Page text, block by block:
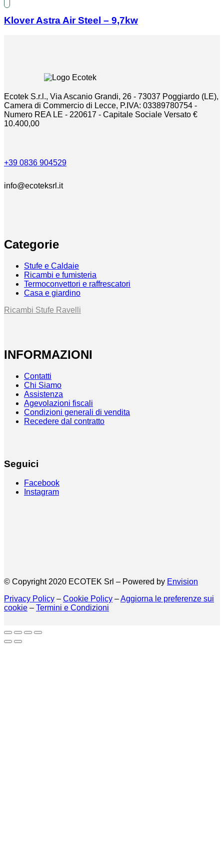
Klover Astra Air Steel – 9,7kw
Ecotek S.r.l., Via Ascanio Grandi, 26 - 73037 Poggiardo (LE),
Camera di Commercio di Lecce, P.IVA: 03389780754 -
Numero REA LE - 220617 - Capitale Sociale Versato €
10.400,00
+39 0836 904529
info@ecoteksrl.it
Categorie
Stufe e Caldaie
Ricambi e fumisteria
Termoconvettori e raffrescatori
Casa e giardino
Ricambi Stufe Ravelli
INFORMAZIONI
Contatti
Chi Siamo
Assistenza
Agevolazioni fiscali
Condizioni generali di vendita
Recedere dal contratto
Seguici
Facebook
Instagram
© Copyright 2020 ECOTEK Srl – Powered by Envision
Privacy Policy – Cookie Policy –Aggiorna le preferenze sui
cookie – Termini e Condizioni